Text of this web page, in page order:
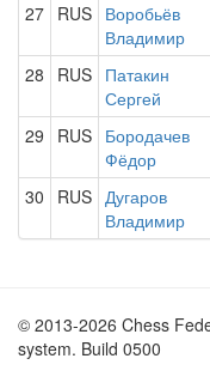
27 RUS Воробьёв
Владимир
28 RUS Патакин
Сергей
29 RUS Бородачев
Фёдор
30 RUS Дугаров
Владимир
© 2013-2026 Chess
system. Build 0500